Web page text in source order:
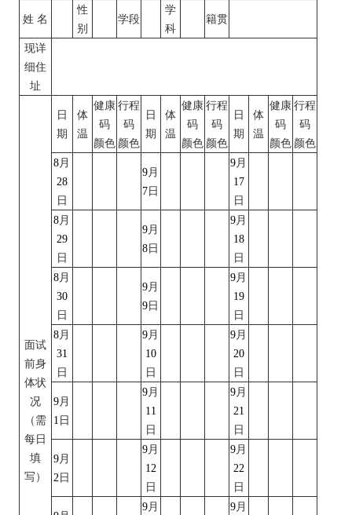
姓 名
性
别
学段
学
科
籍贯
现详
细住
址
面试
前身
体状
况
（需
每日
填
写）
日
期
体
温
健康
码
颜色
行程
码
颜色
日
期
体
温
健康
码
颜色
行程
码
颜色
日
期
体
温
健康
码
颜色
行程
码
颜色
8 月
28
日
9 月
7日
9 月
17
日
8 月
29
日
9 月
8日
9 月
18
日
8 月
30
日
9 月
9日
9 月
19
日
8 月
31
日
9 月
10
日
9 月
20
日
9 月
1 日
9 月
11
日
9 月
21
日
9 月
2 日
9 月
12
日
9 月
22
日
9 月 9 月